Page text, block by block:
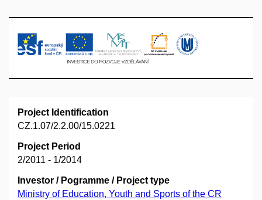
Project Identification
CZ.1.07/2.2.00/15.0221
Project Period
2/2011 - 1/2014
Investor / Pogramme / Project type
Ministry of Education, Youth and Sports of the CR